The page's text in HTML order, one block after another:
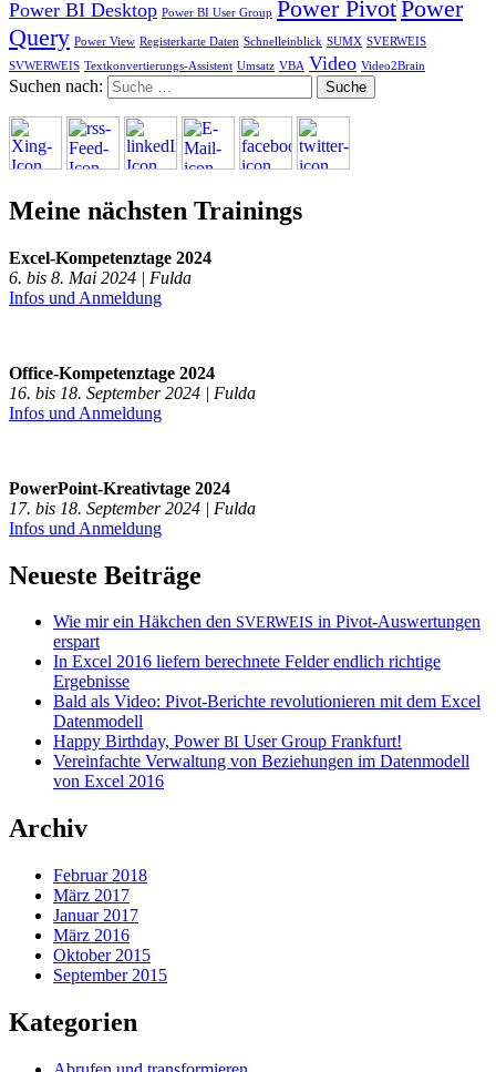
Power BI Desktop Power BI User Group Power PivotPower
Query Power View Registerkarte Daten Schnelleinblick SUMX SVERWEIS
SVWERWEIS Textkonvertierungs-Assistent Umsatz VBA Video Video2Brain
Suchen nach:
Meine nächsten Trainings
Excel-Kompetenztage 2024
6. bis 8. Mai 2024 | Fulda
Infos und Anmeldung
Office-Kompetenztage 2024
16. bis 18. September 2024 | Fulda
Infos und Anmeldung
PowerPoint-Kreativtage 2024
17. bis 18. September 2024 | Fulda
Infos und Anmeldung
Neueste Beiträge
Wie mir ein Häkchen den SVERWEIS in Pivot-Auswertungen
erspart
In Excel 2016 liefern berechnete Felder endlich richtige
Ergebnisse
Bald als Video: Pivot-Berichte revolutionieren mit dem Excel
Datenmodell
Happy Birthday, PowerBI User Group Frankfurt!
Vereinfachte Verwaltung von Beziehungen im Datenmodell
von Excel 2016
Archiv
Februar 2018
März 2017
Januar 2017
März 2016
Oktober 2015
September 2015
Kategorien